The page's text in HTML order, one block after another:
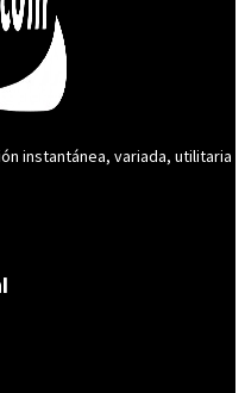
instantánea, variada, utilitaria